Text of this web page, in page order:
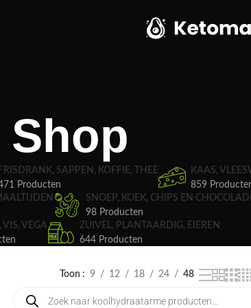
Shop
FRISDRANK, SAPPEN, KOFFIE, THEE
Producten
KAAS,
859
SNOEP, KOEK, CHIPS EN
98 Producten
VIS, VEGA
ZUIVEL, PLANTAARDIG, EIEREN
644 Producten
Toon 9 12 18 24 48